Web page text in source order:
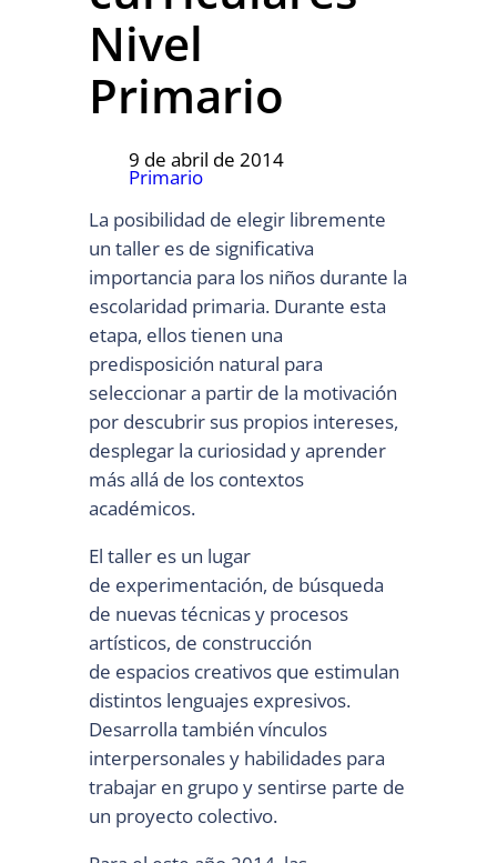
Nivel
Primario
9 de abril de 2014
Primario
La posibilidad de elegir libremente
un taller es de significativa
importancia para los niños durante la
escolaridad primaria. Durante esta
etapa, ellos tienen una
predisposición natural para
seleccionar a partir de la motivación
por descubrir sus propios intereses,
desplegar la curiosidad y aprender
más allá de los contextos
académicos.
El taller es un lugar
de experimentación, de búsqueda
de nuevas técnicas y procesos
artísticos, de construcción
de espacios creativos que estimulan
distintos lenguajes expresivos.
Desarrolla también vínculos
interpersonales y habilidades para
trabajar en grupo y sentirse parte de
un proyecto colectivo.